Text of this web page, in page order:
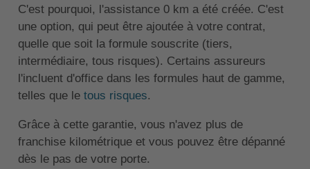
C'est pourquoi, l'assistance 0 km a été créée. C'est
une option, qui peut être ajoutée à votre contrat,
quelle que soit la formule souscrite (tiers,
intermédiaire, tous risques). Certains assureurs
l'incluent d'office dans les formules haut de gamme,
telles que le tous risques.
Grâce à cette garantie, vous n'avez plus de
franchise kilométrique et vous pouvez être dépanné
dès le pas de votre porte.